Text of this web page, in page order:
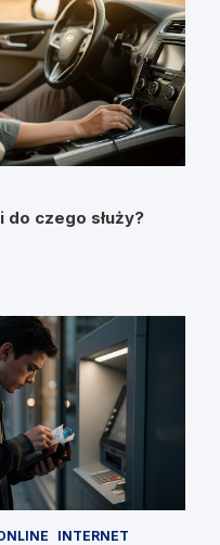
do czego służy?
INTERNET